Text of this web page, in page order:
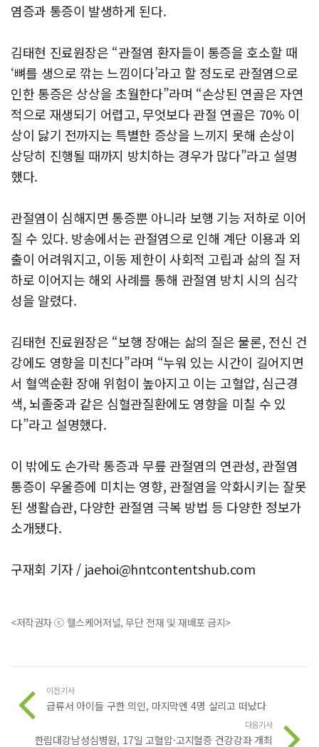
염증과 통증이 발생하게 된다.
김태현 진료원장은 “관절염 환자들이 통증을 호소할 때
‘뼈를 생으로 깎는 느낌이다’라고 할 정도로 관절염으로
인한 통증은 상상을 초월한다”라며 “손상된 연골은 자연
적으로 재생되기 어렵고, 무엇보다 관절 연골은 70% 이
상이 닳기 전까지는 특별한 증상을 느끼지 못해 손상이
상당히 진행될 때까지 방치하는 경우가 많다”라고 설명
했다.
관절염이 심해지면 통증뿐 아니라 보행 기능 저하로 이어
질 수 있다. 방송에서는 관절염으로 인해 계단 이용과 외
출이 어려워지고, 이동 제한이 사회적 고립과 삶의 질 저
하로 이어지는 해외 사례를 통해 관절염 방치 시의 심각
성을 알렸다.
김태현 진료원장은 “보행 장애는 삶의 질은 물론, 전신 건
강에도 영향을 미친다”라며 “누워 있는 시간이 길어지면
서 혈액순환 장애 위험이 높아지고 이는 고혈압, 심근경
색, 뇌졸중과 같은 심혈관질환에도 영향을 미칠 수 있
다”라고 설명했다.
이 밖에도 손가락 통증과 무릎 관절염의 연관성, 관절염
통증이 우울증에 미치는 영향, 관절염을 악화시키는 잘못
된 생활습관, 다양한 관절염 극복 방법 등 다양한 정보가
소개됐다.
구재회 기자 / jaehoi@hntcontentshub.com
<저작권자 ⓒ 헬스케어저널, 무단 전재 및 재배포 금지>
이전기사
급류서 아이들 구한 의인, 마지막엔 4명 살리고 떠났다
다음기사
한림대강남성심병원, 17일 고혈압·고지혈증 건강강좌 개최